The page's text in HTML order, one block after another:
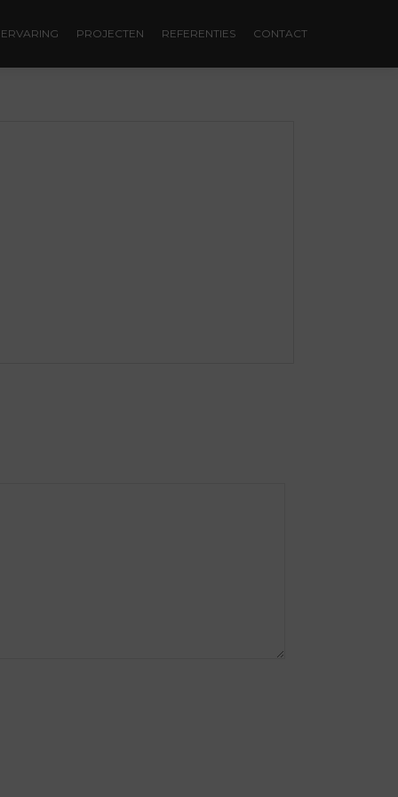
ERVARING PROJECTEN REFERENTIES CONTACT